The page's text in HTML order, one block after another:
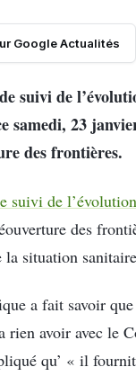
Google Actualités
suivi de
samedi, 23
des frontières.
suivi de
des
la situation
a fait savoir
rien avoir avec le
qu’ « il